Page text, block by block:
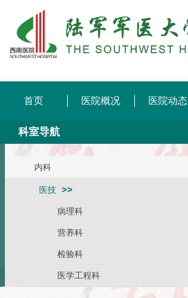
首页 医院概况 医院动态
科室导航
内科
医技
病理科
营养科
检验科
医学工程科